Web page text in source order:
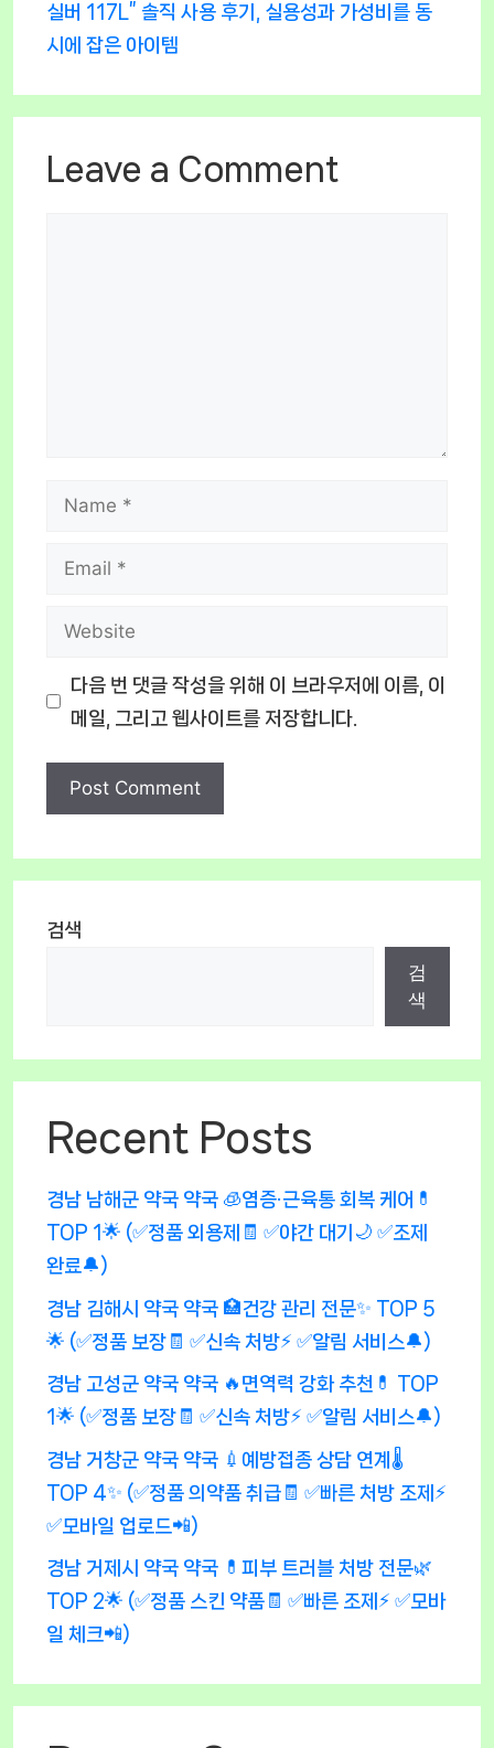
실버 117L” 솔직 사용 후기, 실용성과 가성비를 동
시에 잡은 아이템
Leave a Comment
Name
Email
Website
다음 번 댓글 작성을 위해 이 브라우저에 이름, 이
메일, 그리고 웹사이트를 저장합니다.
검색
검
색
Recent Posts
경남 남해군 약국 약국 🧊염증·근육통 회복 케어💊
TOP 1🌟 (✅정품 외용제🧾 ✅야간 대기🌙 ✅조제
완료🔔)
경남 김해시 약국 약국 🏥건강 관리 전문✨ TOP 5
🌟 (✅정품 보장🧾 ✅신속 처방⚡ ✅알림 서비스🔔)
경남 고성군 약국 약국 🔥면역력 강화 추천💊 TOP
1🌟 (✅정품 보장🧾 ✅신속 처방⚡ ✅알림 서비스🔔)
경남 거창군 약국 약국 💉예방접종 상담 연계🌡️
TOP 4✨ (✅정품 의약품 취급🧾 ✅빠른 처방 조제⚡
✅모바일 업로드📲)
경남 거제시 약국 약국 💊피부 트러블 처방 전문🌿
TOP 2🌟 (✅정품 스킨 약품🧾 ✅빠른 조제⚡ ✅모바
일 체크📲)